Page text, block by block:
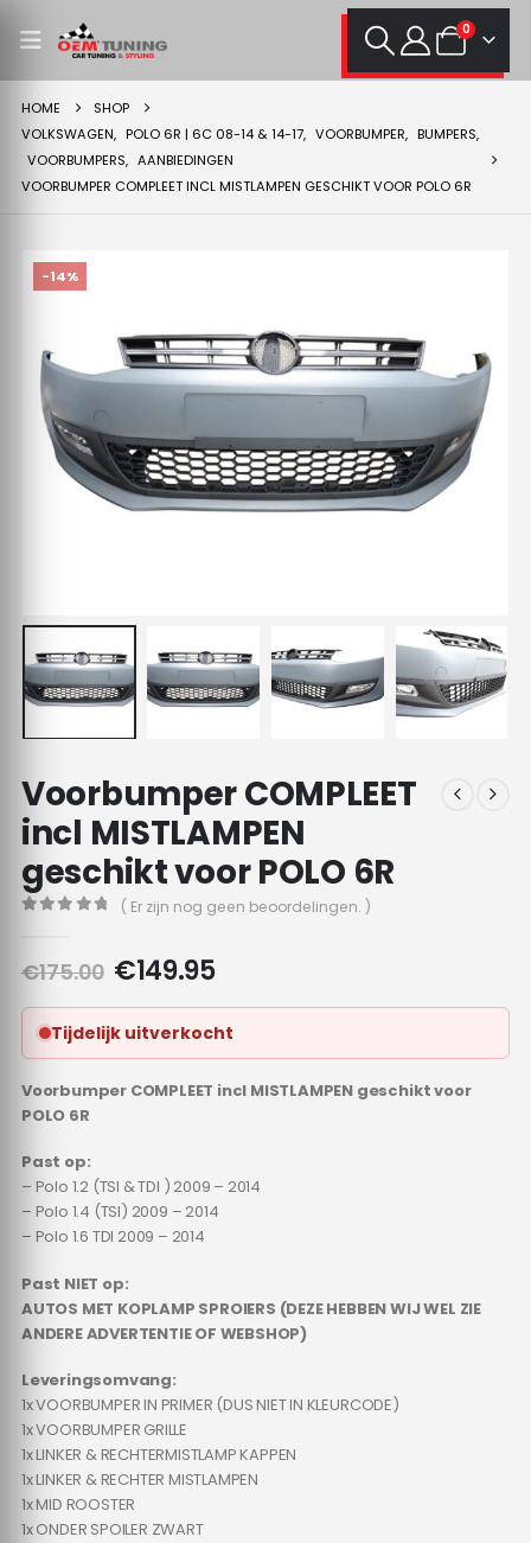
0
HOME
SHOP
VOLKSWAGEN, POLO 6R | 6C 08-14 & 14-17, VOORBUMPER, BUMPERS,
VOORBUMPERS, AANBIEDINGEN
VOORBUMPER COMPLEET INCL MISTLAMPEN GESCHIKT VOOR POLO 6R
-14%
Voorbumper COMPLEET
incl MISTLAMPEN
geschikt voor POLO 6R
( Er zijn nog geen beoordelingen. )
€175.00 Oorspronkelijke
was:
€175.00.
€149.95Huidige
is:
€149.95.
Tijdelijk uitverkocht
Voorbumper COMPLEET incl MISTLAMPEN geschikt voor
POLO 6R
Past op:
– Polo 1.2 (TSI & TDI ) 2009 – 2014
– Polo 1.4 (TSI) 2009 – 2014
– Polo 1.6 TDI 2009 – 2014
Past NIET op:
AUTOS MET KOPLAMP SPROIERS (DEZE HEBBEN WIJ WEL ZIE
ANDERE ADVERTENTIE OF WEBSHOP)
Leveringsomvang:
1x VOORBUMPER IN PRIMER (DUS NIET IN KLEURCODE)
1x VOORBUMPER GRILLE
1x LINKER & RECHTERMISTLAMP KAPPEN
1x LINKER & RECHTER MISTLAMPEN
1x MID ROOSTER
1x ONDER SPOILER ZWART